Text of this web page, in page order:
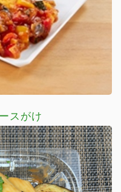
スがけ